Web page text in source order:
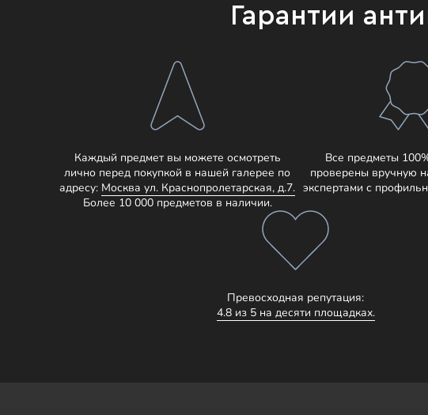
Гарантии
Каждый предмет вы можете осмотреть
лично перед покупкой в нашей галерее по
адресу: Москва ул. Краснопролетарская, д.7.
Более 10 000 предметов в наличии.
Все предметы
проверены вручную
экспертами с
Превосходная репутация:
4.8 из 5 на десяти площадках.